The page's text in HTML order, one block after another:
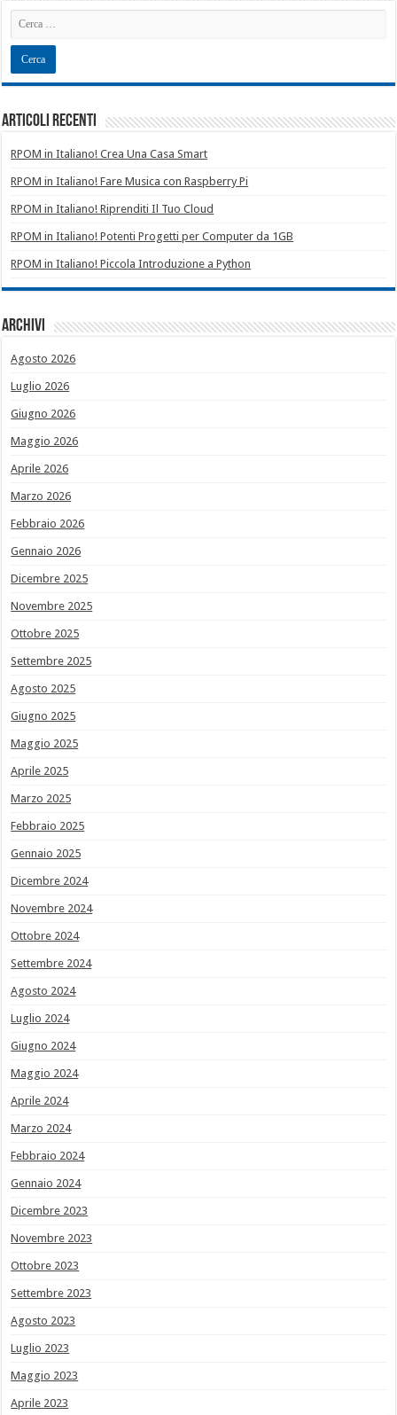
Articoli recenti
RPOM in Italiano! Crea Una Casa Smart
RPOM in Italiano! Fare Musica con Raspberry Pi
RPOM in Italiano! Riprenditi Il Tuo Cloud
RPOM in Italiano! Potenti Progetti per Computer da 1GB
RPOM in Italiano! Piccola Introduzione a Python
Archivi
Agosto 2026
Luglio 2026
Giugno 2026
Maggio 2026
Aprile 2026
Marzo 2026
Febbraio 2026
Gennaio 2026
Dicembre 2025
Novembre 2025
Ottobre 2025
Settembre 2025
Agosto 2025
Giugno 2025
Maggio 2025
Aprile 2025
Marzo 2025
Febbraio 2025
Gennaio 2025
Dicembre 2024
Novembre 2024
Ottobre 2024
Settembre 2024
Agosto 2024
Luglio 2024
Giugno 2024
Maggio 2024
Aprile 2024
Marzo 2024
Febbraio 2024
Gennaio 2024
Dicembre 2023
Novembre 2023
Ottobre 2023
Settembre 2023
Agosto 2023
Luglio 2023
Maggio 2023
Aprile 2023